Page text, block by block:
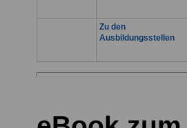
Zu den
Ausbildungsstellen